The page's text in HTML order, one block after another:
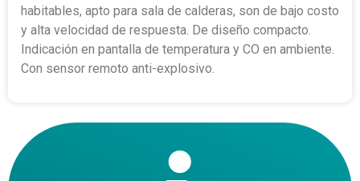
habitables, apto para sala de calderas, son de bajo costo
y alta velocidad de respuesta. De diseño compacto.
Indicación en pantalla de temperatura y CO en ambiente.
Con sensor remoto anti-explosivo.